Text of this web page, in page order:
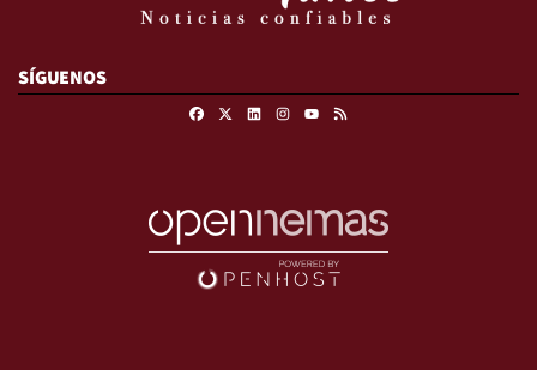
SÍGUENOS
FacebookLinkedinInstagramRSS